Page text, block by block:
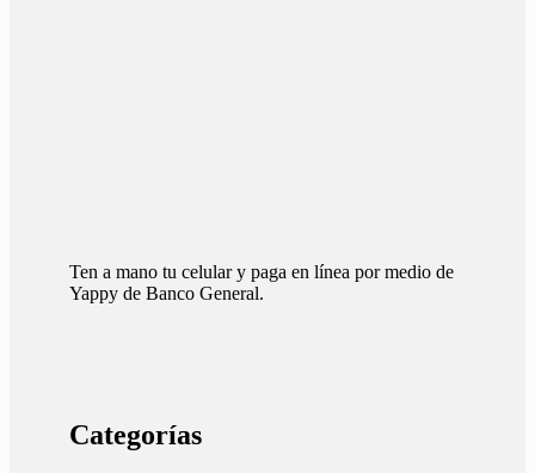
Ten a mano tu celular y paga en línea por medio de
Yappy de Banco General.
Categorías